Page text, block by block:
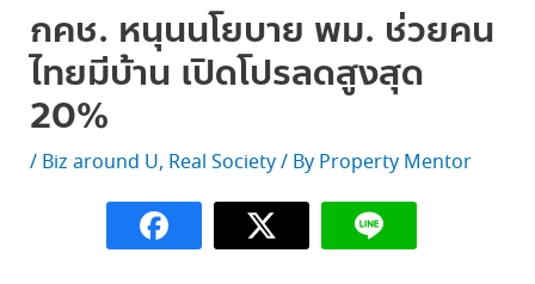
กคช. หนุนนโยบาย พม. ช่วยคน
ไทยมีบ้าน เปิดโปรลดสูงสุด
20%
/ Biz around U, Real Society/ By Property Mentor